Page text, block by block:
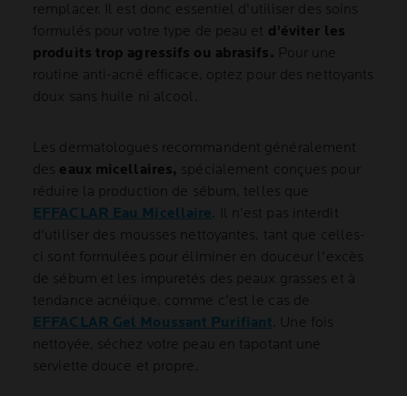
remplacer. Il est donc essentiel d'utiliser des soins
formulés pour votre type de peau et d'éviter les
produits trop agressifs ou abrasifs. Pour une
routine anti-acné efficace, optez pour des nettoyants
doux sans huile ni alcool.
Les dermatologues recommandent généralement
des eaux micellaires, spécialement conçues pour
réduire la production de sébum, telles que
EFFACLAR Eau Micellaire . Il n'est pas interdit
d'utiliser des mousses nettoyantes, tant que celles-
ci sont formulées pour éliminer en douceur l'excès
de sébum et les impuretés des peaux grasses et à
tendance acnéique, comme c'est le cas de
EFFACLAR Gel Moussant Purifiant . Une fois
nettoyée, séchez votre peau en tapotant une
serviette douce et propre.